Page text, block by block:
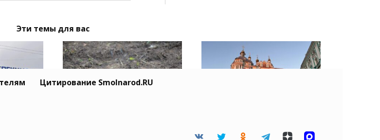
Эти темы для вас
10 августа считается
Цитирование Smolnarod.RU